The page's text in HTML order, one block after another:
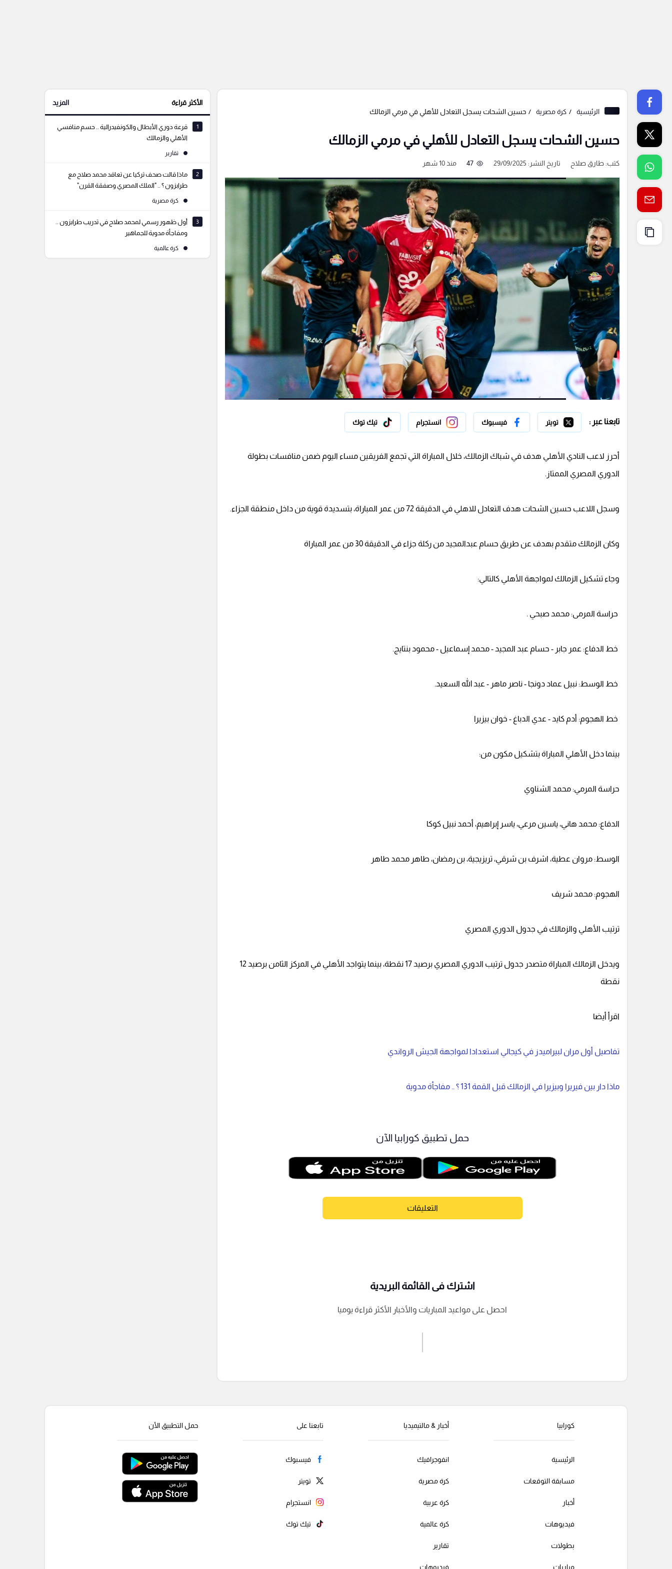
الرئيسية كرة مصرية حسين الشحات يسجل التعادل للأهلي في مرمي الزمالك
حسين الشحات يسجل التعادل للأهلي في مرمي الزمالك
كتب:طارق صلاح تاريخ النشر: 29/09/2025 47 منذ 10 شهر
تابعنا عبر : تويتر فيسبوك انستجرام تيك توك
أحرز لاعب النادي الأهلي هدف في شباك الزمالك، خلال المباراة التي تجمع الفريقين مساء اليوم ضمن منافسات بطولة
الدوري المصري الممتاز.
وسجل اللاعب حسين الشحات هدف التعادل للاهلي في الدقيقة 72 من عمر المباراة، بتسديدة قوية من داخل منطقة الجزاء.
وكان الزمالك متقدم بهدف عن طريق حسام عبدالمجيد من ركلة جزاء في الدقيقة 30 من عمر المباراة
وجاء تشكيل الزمالك لمواجهة الأهلي كالتالي:
حراسة المرمى: محمد صبحي .
خط الدفاع: عمر جابر - حسام عبد المجيد - محمد إسماعيل - محمود بنتايج.
خط الوسط: نبيل عماد دونجا - ناصر ماهر - عبد الله السعيد.
خط الهجوم: أدم كايد - عدي الدباغ - خوان بيزيرا
بينما دخل الأهلي المباراة بتشكيل مكون من:
حراسة المرمي: محمد الشناوي
الدفاع: محمد هاني، ياسين مرعي، ياسر إبراهيم، أحمد نبيل كوكا
الوسط: مروان عطية، اشرف بن شرقي، تريزيجية، بن رمضان، طاهر محمد طاهر
الهجوم: محمد شريف
ترتيب الأهلي والزمالك في جدول الدوري المصري
ويدخل الزمالك المباراة متصدر جدول ترتيب الدوري المصري برصيد 17 نقطة، بينما يتواجد الأهلي في المركز الثامن برصيد 12
نقطة
اقرأ أيضا
تفاصيل أول مران لبيراميدز في كيجالي استعدادا لمواجهة الجيش الرواندي
ماذا دار بين فيريرا وبيزيرا في الزمالك قبل القمة 131 ؟ .. مفاجأة مدوية
حمل تطبيق كورابيا الآن
التعليقات
إرسال تعليق
اشترك فى القائمة البريدية
احصل على مواعيد المباريات والأخبار الأكثر قراءة يوميا
الأكثر قراءة المزيد
1
قرعة دوري الأبطال والكونفيدرالية .. حسم منافسي
الأهلي والزمالك
تقارير
2
ماذا قالت صحف تركيا عن تعاقد محمد صلاح مع
طرابزون ؟ .. "الملك المصري وصفقة القرن"
كرة مصرية
3
أول ظهور رسمي لمحمد صلاح في تدريب طرابزون ..
ومفاجأة مدوية للجماهير
كرة عالمية
كورابيا
الرئيسية
مسابقة التوقعات
أخبار
فيديوهات
بطولات
مباريات
أخبار & مالتيميديا
انفوجرافيك
كرة مصرية
كرة عربية
كرة عالمية
تقارير
فيديوهات
تابعنا على
فيسبوك
تويتر
انستجرام
تيك توك
حمل التطبيق الأن